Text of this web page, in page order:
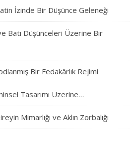
İzinde Bir Düşünce Geleneği
Batı Düşünceleri Üzerine Bir
Bir Fedakârlık Rejimi
Tasarımı Üzerine…
Mimarlığı ve Aklın Zorbalığı